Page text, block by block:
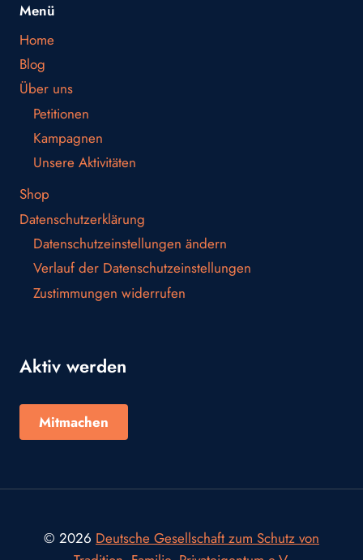
Menü
Home
Blog
Über uns
Petitionen
Kampagnen
Unsere Aktivitäten
Shop
Datenschutzerklärung
Datenschutzeinstellungen ändern
Verlauf der Datenschutzeinstellungen
Zustimmungen widerrufen
Aktiv werden
Mitmachen
© 2026 Deutsche Gesellschaft zum Schutz von